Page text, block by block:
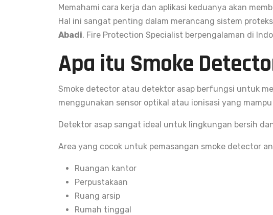
Memahami cara kerja dan aplikasi keduanya akan
Hal ini sangat penting dalam merancang sistem
Abadi, Fire Protection Specialist berpengalaman di
Apa itu Smoke
Smoke detector atau detektor asap berfungsi untuk
menggunakan sensor optikal atau ionisasi yang
Detektor asap sangat ideal untuk lingkungan bersih
Area yang cocok untuk pemasangan smoke detector
Ruangan kantor
Perpustakaan
Ruang arsip
Rumah tinggal